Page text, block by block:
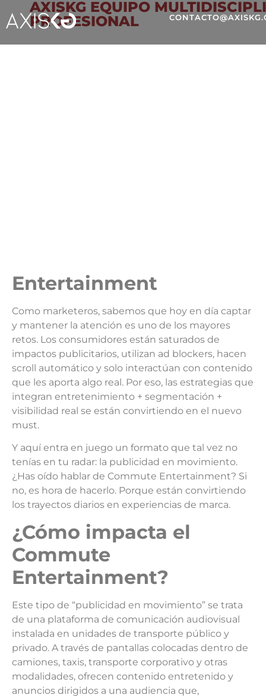
AXISKG EQUIPO
PROFESIONAL
Entertainment
Como marketeros, sabemos que hoy en día captar
y mantener la atención es uno de los mayores
retos. Los consumidores están saturados de
impactos publicitarios, utilizan ad blockers, hacen
scroll automático y solo interactúan con contenido
que les aporta algo real. Por eso, las estrategias que
integran entretenimiento + segmentación +
visibilidad real se están convirtiendo en el nuevo
must.
Y aquí entra en juego un formato que tal vez no
tenías en tu radar: la publicidad en movimiento.
¿Has oído hablar de Commute Entertainment? Si
no, es hora de hacerlo. Porque están convirtiendo
los trayectos diarios en experiencias de marca.
¿Cómo impacta el
Commute
Entertainment?
Este tipo de “publicidad en movimiento” se trata
de una plataforma de comunicación audiovisual
instalada en unidades de transporte público y
privado. A través de pantallas colocadas dentro de
camiones, taxis, transporte corporativo y otras
modalidades, ofrecen contenido entretenido y
anuncios dirigidos a una audiencia que,